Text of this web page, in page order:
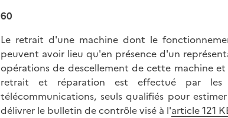
60
Le retrait d'une machine dont le
peuvent avoir lieu qu'en présence d'un
opérations de descellement de cette machine
retrait et réparation est effectué par les
télécommunications, seuls qualifiés pour
délivrer le bulletin de contrôle visé à l'article 121